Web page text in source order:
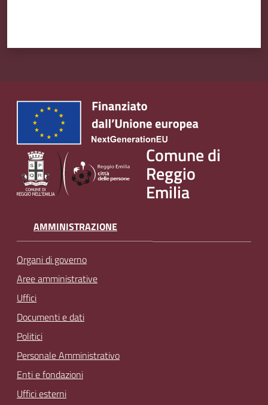
Comune di
Reggio
Emilia
AMMINISTRAZIONE
Organi di governo
Aree amministrative
Uffici
Documenti e dati
Politici
Personale Amministrativo
Enti e fondazioni
Uffici esterni